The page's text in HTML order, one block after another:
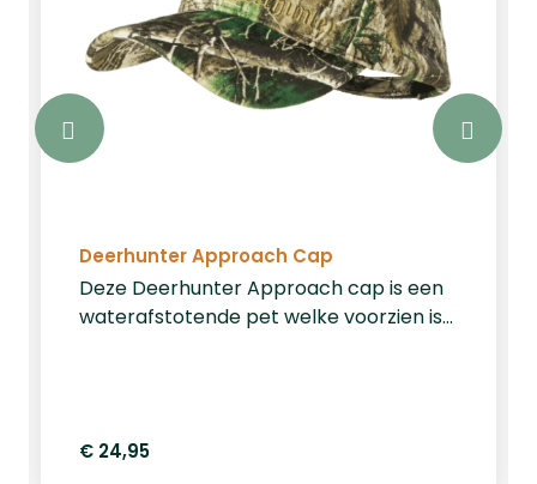
Deerhunter Approach Cap
Deze Deerhunter Approach cap is een
waterafstotende pet welke voorzien is
€ 24,95